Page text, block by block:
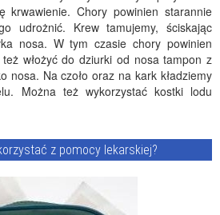
krwawienie. Chory powinien starannie
udrożnić. Krew tamujemy, ściskając
nosa. W tym czasie chory powinien
włożyć do dziurki od nosa tampon z
nosa. Na czoło oraz na kark kładziemy
Można też wykorzystać kostki lodu
z pomocy lekarskiej?